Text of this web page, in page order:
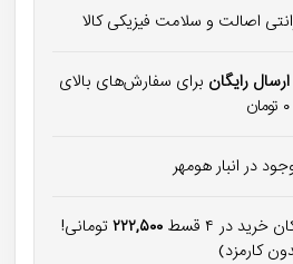
اصالت و سلامت فیزیکی کالا
ارسال رایگان برای سفارش‌های بالای
۰ تومان
در انبار هومهر
خرید در ۴ قسط ۲۲۲,۵۰۰تومانی!
کارمزد)